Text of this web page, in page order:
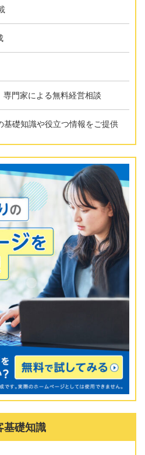
門家による無料経営相談
基礎知識や役立つ情報をご提供
基礎知識